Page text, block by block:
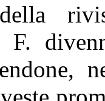
della
F.